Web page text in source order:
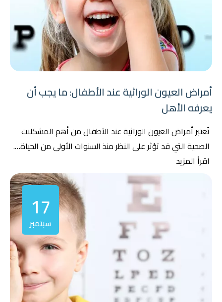
أمراض العيون الوراثية عند الأطفال: ما يجب أن
يعرفه الأهل
تُعتبر أمراض العيون الوراثية عند الأطفال من أهم المشكلات
الصحية التي قد تؤثر على النظر منذ السنوات الأولى من الحياة….
اقرأ المزيد
17
سبتمبر